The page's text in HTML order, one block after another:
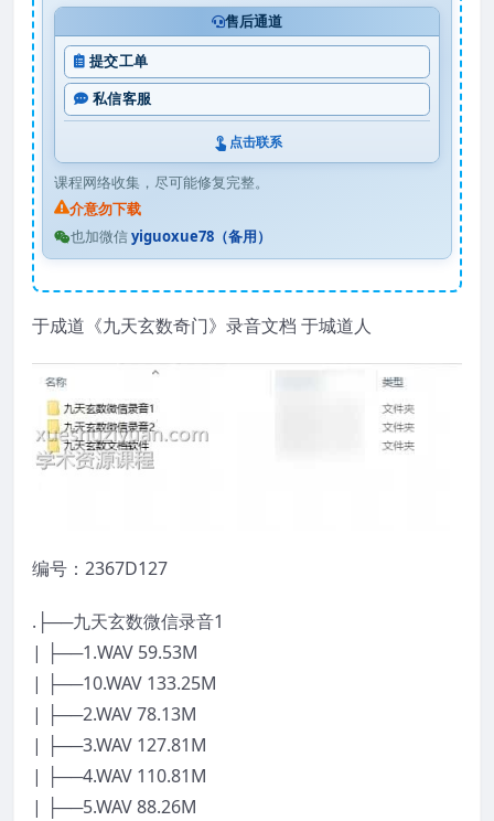
售后通道
提交工单
私信客服
点击联系
课程网络收集，尽可能修复完整。
介意勿下载
也加微信yiguoxue78（备用）
于成道《九天玄数奇门》录音文档 于城道人
编号：2367D127
.├──九天玄数微信录音1
| ├──1.WAV 59.53M
| ├──10.WAV 133.25M
| ├──2.WAV 78.13M
| ├──3.WAV 127.81M
| ├──4.WAV 110.81M
| ├──5.WAV 88.26M